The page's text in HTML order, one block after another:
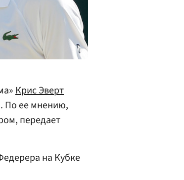
Крис Эверт
По ее мнению,
передает
на Кубке